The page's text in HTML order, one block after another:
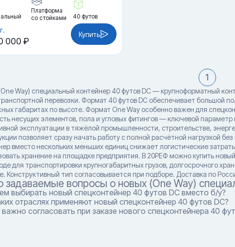
Платформа
со стойками
40 футов
000 ₽
Купить
1
Way) специальный контейнер 40 футов DC — крупноформатный
перевозки. Формат 40 футов DC обеспечивает большой
габаритах по высоте. Формат One Way особенно важен для
несущих элементов, пола и угловых фитингов — ключевой
эксплуатации в тяжёлой промышленности, строительстве,
позволяет сразу начать работу с полной расчётной нагрузкой
вместо нескольких меньших единиц снижает логистические
хранение на площадке предприятия. В 20РЕФ можно купить
для транспортировки крупногабаритных грузов, долгосрочного
Конструктивный тип согласовывается при подборе. Доставка по
задаваемые вопросы о новых (One Way)
выбирать новый спецконтейнер 40 футов DC вместо б/у?
отраслях применяют новый спецконтейнер 40 футов DC?
согласовать при заказе нового спецконтейнера 40